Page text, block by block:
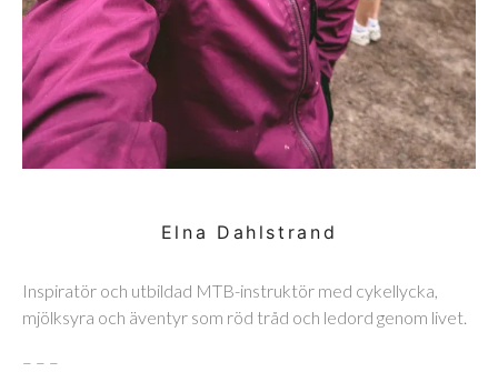
Elna Dahlstrand
Inspiratör och utbildad MTB-instruktör med cykellycka,
mjölksyra och äventyr som röd tråd och ledord genom livet.
– – –